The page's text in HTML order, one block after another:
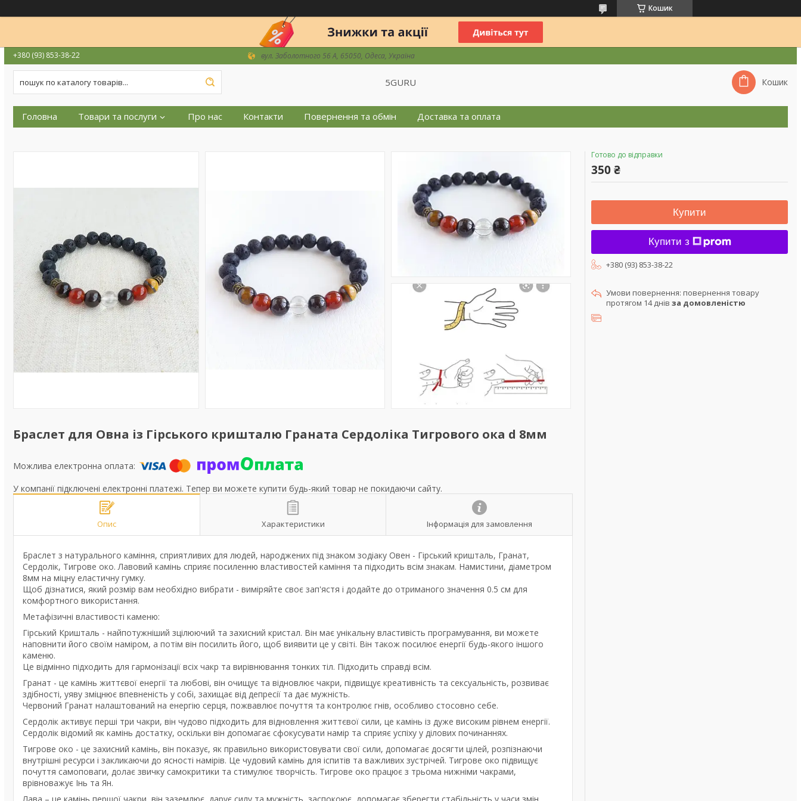
Кошик
+380 (93) 853-38-22 вул. Заболотного 56 А, 65050, Одеса, Україна
5GURU Кошик
Головна Товари та послуги Про нас Контакти Повернення та обмін Доставка та оплата
Браслет для Овна із Гірського кришталю Граната Сердоліка Тигрового ока d 8мм
У компанії підключені електронні платежі. Тепер ви можете купити будь-який товар не покидаючи сайту.
Опис Характеристики Інформація для замовлення
Браслет з натурального каміння, сприятливих для людей, народжених під знаком зодіаку Овен - Гірський кришталь, Гранат,
Сердолік, Тигрове око. Лавовий камінь сприяє посиленню властивостей каміння та підходить всім знакам. Намистини, діаметром
8мм на міцну еластичну гумку.
Щоб дізнатися, який розмір вам необхідно вибрати - виміряйте своє зап'ястя і додайте до отриманого значення 0.5 см для
комфортного використання.
Метафізичні властивості каменю:
Гірський Кришталь - найпотужніший зцілюючий та захисний кристал. Він має унікальну властивість програмування, ви можете
наповнити його своїм наміром, а потім він посилить його, щоб виявити це у світі. Він також посилює енергії будь-якого іншого
каменю.
Це відмінно підходить для гармонізації всіх чакр та вирівнювання тонких тіл. Підходить справді всім.
Гранат - це камінь життєвої енергії та любові, він очищує та відновлює чакри, підвищує креативність та сексуальність, розвиває
здібності, уяву зміцнює впевненість у собі, захищає від депресії та дає мужність.
Червоний Гранат налаштований на енергію серця, пожвавлює почуття та контролює гнів, особливо стосовно себе.
Сердолік активує перші три чакри, він чудово підходить для відновлення життєвої сили, це камінь із дуже високим рівнем енергії.
Сердолік відомий як камінь достатку, оскільки він допомагає сфокусувати намір та сприяє успіху у ділових починаннях.
Тигрове око - це захисний камінь, він показує, як правильно використовувати свої сили, допомагає досягти цілей, розпізнаючи
внутрішні ресурси і закликаючи до ясності намірів. Це чудовий камінь для іспитів та важливих зустрічей. Тигрове око підвищує
почуття самоповаги, долає звичку самокритики та стимулює творчість. Тигрове око працює з трьома нижніми чакрами,
врівноважує Інь та Ян.
Готово до відправки
350 ₴
Купити
Купити з
+380 (93) 853-38-22
повернення товару
протягом 14 днів за домовленістю